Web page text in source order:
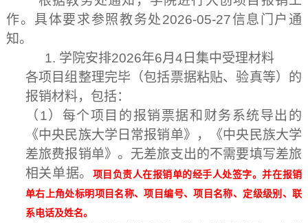
作。具体要求参照教务处2026-05-27信息门户通
知。
1. 学院安排2026年6月 4 日集中受理材料
各项目组整理完毕（包括票据粘贴、验真等）的
报销材料，包括：
（1）每个项目的报销票据和财务系统导出的
《中央民族大学日常报销单》，《中央民族大学
差旅费报销单》。无差旅支出的不需要填写差旅
相关单据。
项目负责人在报销单的经手人处签字。并在报销
单右上角处标明项目名称、项目编号、项目名称、定级级别、联
系电话及姓名。